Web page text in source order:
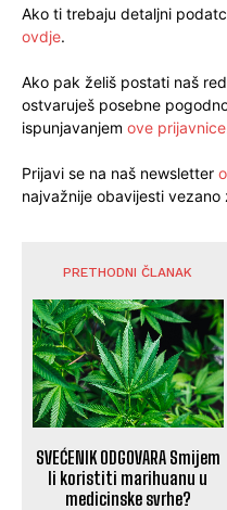
Ako ti trebaju detaljni
ovdje.
Ako pak želiš postati naš
ostvaruješ posebne
ispunjavanjem ove prijavnice
Prijavi se na naš newsletter
najvažnije obavijesti
PRETHODNI ČLANAK
SVEĆENIK ODGOVARA Smijem
li koristiti marihuanu u
medicinske svrhe?